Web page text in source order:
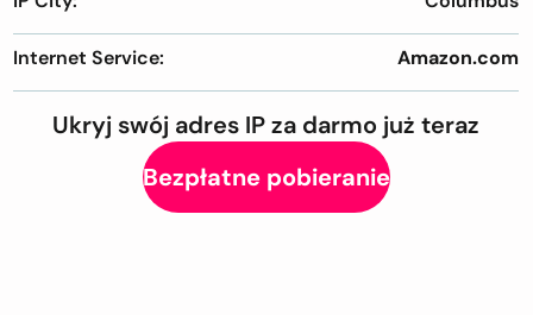
Internet Service: Amazon.com
Ukryj swój adres IP za darmo już teraz
Bezpłatne pobieranie